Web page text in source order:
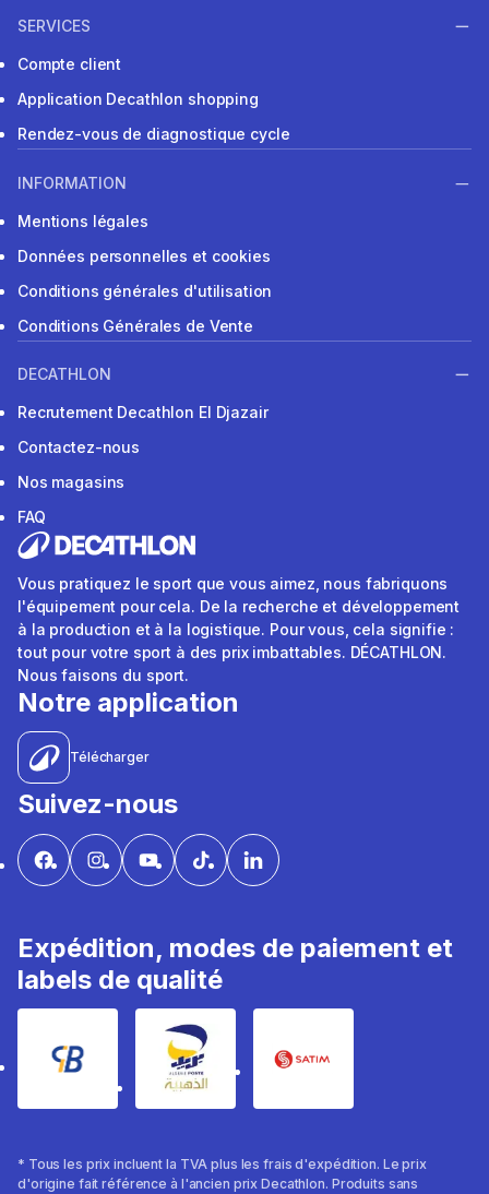
SERVICES
Compte client
Application Decathlon shopping
Rendez-vous de diagnostique cycle
INFORMATION
Mentions légales
Données personnelles et cookies
Conditions générales d'utilisation
Conditions Générales de Vente
DECATHLON
Recrutement Decathlon El Djazair
Contactez-nous
Nos magasins
FAQ
Vous pratiquez le sport que vous aimez, nous fabriquons
l'équipement pour cela. De la recherche et développement
à la production et à la logistique. Pour vous, cela signifie :
tout pour votre sport à des prix imbattables. DÉCATHLON.
Nous faisons du sport.
Notre application
Télécharger
Suivez-nous
Expédition, modes de paiement et
labels de qualité
* Tous les prix incluent la TVA plus les frais d'expédition. Le prix
d'origine fait référence à l'ancien prix Decathlon. Produits sans